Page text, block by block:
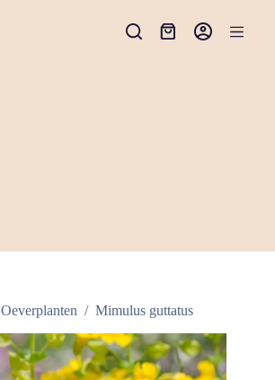
Winkelwagen
Oeverplanten / Mimulus guttatus